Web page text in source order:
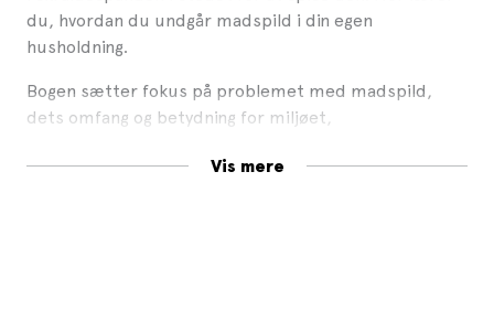
du, hvordan du undgår madspild i din egen
husholdning.
Bogen sætter fokus på problemet med madspild,
dets omfang og betydning for miljøet,
Vis mere